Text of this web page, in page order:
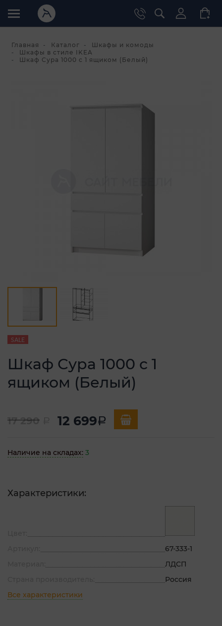
Главная Каталог
Шкафы и комоды
Шкафы в стиле IKEA
Шкаф Сура 1000 с 1 ящиком (Белый)
SALE
Шкаф Сура 1000 с 1
ящиком (Белый)
17 290 12 699a
Наличие на складах: 3
Характеристики:
67-333-1
ЛДСП
Россия
Все характеристики